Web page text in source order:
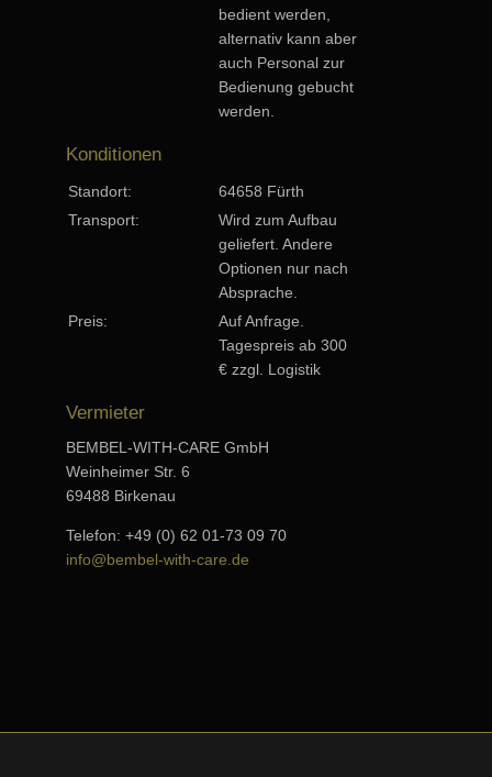
bedient werden,
alternativ kann aber
auch Personal zur
Bedienung gebucht
werden.
Konditionen
Standort:
64658 Fürth
Transport:
Wird zum Aufbau
geliefert. Andere
Optionen nur nach
Absprache.
Preis:
Auf Anfrage.
Tagespreis ab 300
€ zzgl. Logistik
Vermieter
BEMBEL-WITH-CARE GmbH
Weinheimer Str. 6
69488 Birkenau
Telefon: +49 (0) 62 01-73 09 70
info@bembel-with-care.de